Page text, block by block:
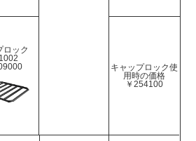
ロック
キャップロック使
用時の価格
￥254100